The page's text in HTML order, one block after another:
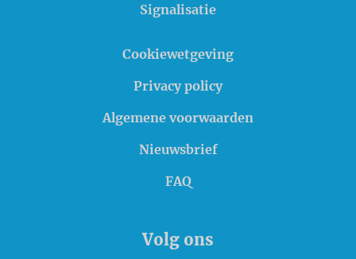
Signalisatie
Cookiewetgeving
Privacy policy
Algemene voorwaarden
Nieuwsbrief
FAQ
Volg ons